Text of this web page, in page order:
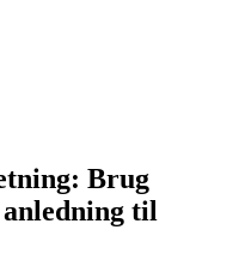
Brug
anledning til